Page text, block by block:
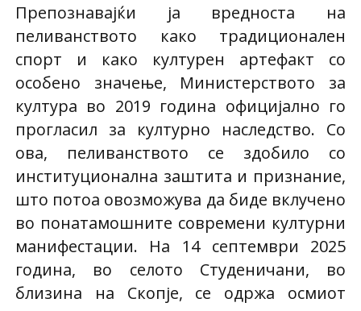
Препознавајќи ја вредноста на
пеливанството како традиционален
спорт и како културен артефакт со
особено значење, Министерството за
култура во 2019 година официјално го
прогласил за културно наследство. Со
ова, пеливанството се здобило со
институционална заштита и признание,
што потоа овозможува да биде вклучено
во понатамошните современи културни
манифестации. На 14 септември 2025
година, во селото Студеничани, во
близина на Скопје, се одржа осмиот